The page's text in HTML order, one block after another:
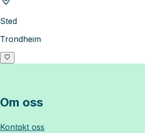
Sted
Trondheim
Om oss
Kontakt oss